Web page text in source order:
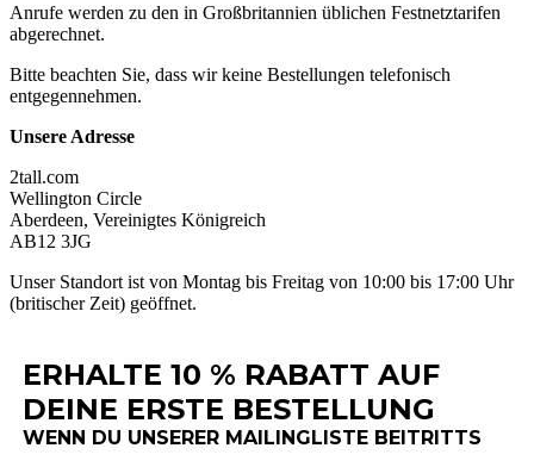
Anrufe werden zu den in Großbritannien üblichen Festnetztarifen
abgerechnet.
Bitte beachten Sie, dass wir keine Bestellungen telefonisch
entgegennehmen.
Unsere Adresse
2tall.com
Wellington Circle
Aberdeen, Vereinigtes Königreich
AB12 3JG
Unser Standort ist von Montag bis Freitag von 10:00 bis 17:00 Uhr
(britischer Zeit) geöffnet.
ERHALTE 10 % RABATT AUF
DEINE ERSTE BESTELLUNG
WENN DU UNSERER MAILINGLISTE BEITRITTS